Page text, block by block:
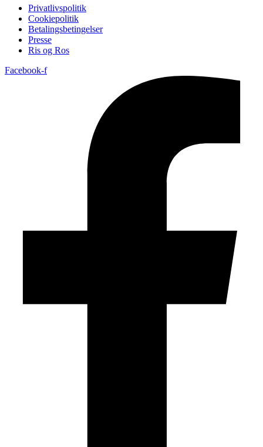
Privatlivspolitik
Cookiepolitik
Betalingsbetingelser
Presse
Ris og Ros
Facebook-f